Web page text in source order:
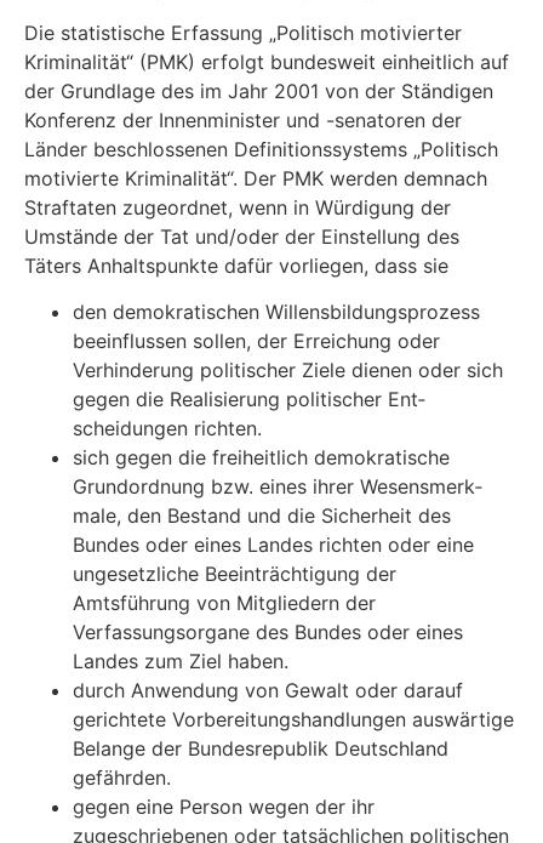
Die statistische Erfassung „Politisch motivierter
Kriminalität“ (PMK) erfolgt bundesweit einheit­lich auf
der Grundlage des im Jahr 2001 von der Ständigen
Konferenz der Innenminister und -senatoren der
Länder beschlossenen Definitionssystems „Politisch
motivierte Kriminalität“. Der PMK werden demnach
Straftaten zugeordnet, wenn in Würdigung der
Umstände der Tat und/oder der Einstellung des
Täters Anhaltspunkte dafür vorliegen, dass sie
den demokratischen Willensbildungsprozess
beeinflussen sollen, der Erreichung oder
Verhinderung politischer Ziele dienen oder sich
gegen die Realisierung politischer Ent­
scheidungen richten.
sich gegen die freiheitlich demokratische
Grundordnung bzw. eines ihrer Wesensmerk­
male, den Bestand und die Sicherheit des
Bundes oder eines Landes richten oder eine
ungesetzliche Beeinträchtigung der
Amtsführung von Mitgliedern der
Verfassungsor­gane des Bundes oder eines
Landes zum Ziel haben.
durch Anwendung von Gewalt oder darauf
gerichtete Vorbereitungshandlungen aus­wärtige
Belange der Bundesrepublik Deutschland
gefährden.
gegen eine Person wegen der ihr
zugeschriebenen oder tatsächlichen politischen